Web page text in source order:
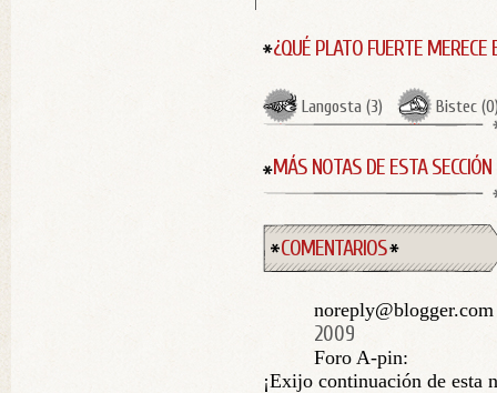
¿QUÉ PLATO FUERTE MERECE
Langosta (3) Bistec (0
MÁS NOTAS DE ESTA SECCIÓN
COMENTARIOS
2009
Foro A-pin:
¡Exijo continuación de esta